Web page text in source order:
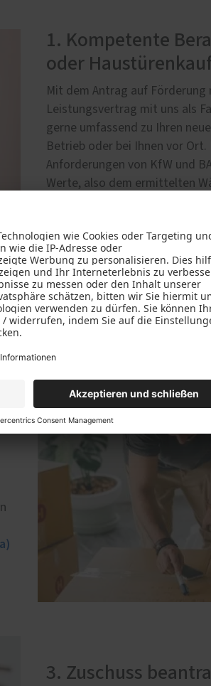
1. Kompetente
oder Haustürenkauf
Mit dem Antrag auf Förderung
Leistungsvertrag mit uns als
gerne umfassend zu Ihren
Betrieb oder bei Ihnen vor Ort.
Anforderungen von KfW und
Werte, also dem ermittelten
Fenstern und Haustüren, für
fachgerechte Montage Ihrer
selbstverständlich.
Termin vereinbaren
3. Zuschuss